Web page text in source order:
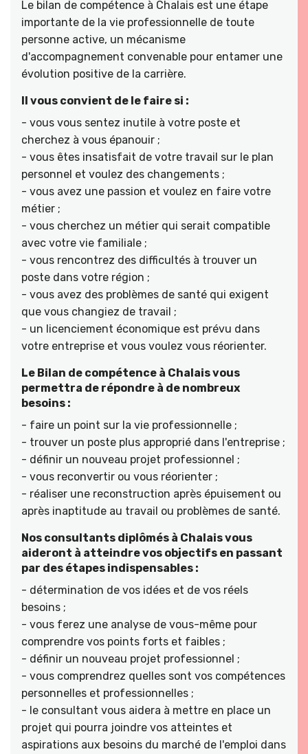
Le bilan de compétence à Chalais est une étape
importante de la vie professionnelle de toute
personne active, un mécanisme
d'accompagnement convenable pour entamer une
évolution positive de la carrière.
Il vous convient de le faire si :
- vous vous sentez inutile à votre poste et
cherchez à vous épanouir ;
- vous êtes insatisfait de votre travail sur le plan
personnel et voulez des changements ;
- vous avez une passion et voulez en faire votre
métier ;
- vous cherchez un métier qui serait compatible
avec votre vie familiale ;
- vous rencontrez des difficultés à trouver un
poste dans votre région ;
- vous avez des problèmes de santé qui exigent
que vous changiez de travail ;
- un licenciement économique est prévu dans
votre entreprise et vous voulez vous réorienter.
Le Bilan de compétence à Chalais vous
permettra de répondre à de nombreux
besoins :
- faire un point sur la vie professionnelle ;
- trouver un poste plus approprié dans l'entreprise ;
- définir un nouveau projet professionnel ;
- vous reconvertir ou vous réorienter ;
- réaliser une reconstruction après épuisement ou
après inaptitude au travail ou problèmes de santé.
Nos consultants diplômés à Chalais vous
aideront à atteindre vos objectifs en passant
par des étapes indispensables :
- détermination de vos idées et de vos réels
besoins ;
- vous ferez une analyse de vous-même pour
comprendre vos points forts et faibles ;
- définir un nouveau projet professionnel ;
- vous comprendrez quelles sont vos compétences
personnelles et professionnelles ;
- le consultant vous aidera à mettre en place un
projet qui pourra joindre vos atteintes et
aspirations aux besoins du marché de l'emploi dans